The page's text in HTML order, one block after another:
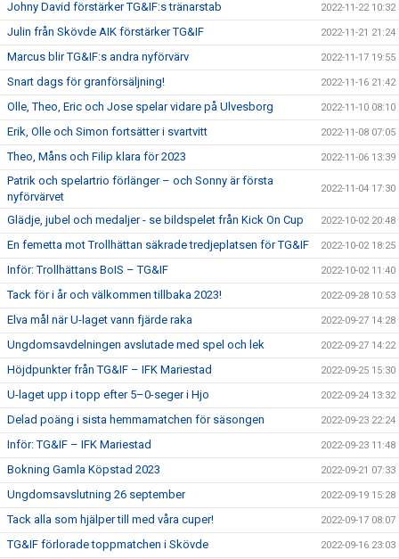
Johny David förstärker TG&IF:s tränarstab 2022-11-22 10:32
Julin från Skövde AIK förstärker TG&IF 2022-11-21 21:24
Marcus blir TG&IF:s andra nyförvärv 2022-11-17 19:55
Snart dags för granförsäljning! 2022-11-16 21:42
Olle, Theo, Eric och Jose spelar vidare på Ulvesborg 2022-11-10 08:10
Erik, Olle och Simon fortsätter i svartvitt 2022-11-08 07:05
Theo, Måns och Filip klara för 2023 2022-11-06 13:39
Patrik och spelartrio förlänger – och Sonny är första
nyförvärvet
2022-11-04 17:30
Glädje, jubel och medaljer - se bildspelet från Kick On Cup 2022-10-02 20:48
En femetta mot Trollhättan säkrade tredjeplatsen för TG&IF 2022-10-02 18:25
Inför: Trollhättans BoIS – TG&IF 2022-10-02 11:40
Tack för i år och välkommen tillbaka 2023! 2022-09-28 10:53
Elva mål när U-laget vann fjärde raka 2022-09-27 14:28
Ungdomsavdelningen avslutade med spel och lek 2022-09-27 14:22
Höjdpunkter från TG&IF – IFK Mariestad 2022-09-25 15:30
U-laget upp i topp efter 5–0-seger i Hjo 2022-09-24 13:32
Delad poäng i sista hemmamatchen för säsongen 2022-09-23 22:24
Inför: TG&IF – IFK Mariestad 2022-09-23 11:48
Bokning Gamla Köpstad 2023 2022-09-21 07:33
Ungdomsavslutning 26 september 2022-09-19 15:28
Tack alla som hjälper till med våra cuper! 2022-09-17 08:07
TG&IF förlorade toppmatchen i Skövde 2022-09-16 23:03